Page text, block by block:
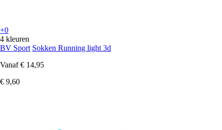
+0
4 kleuren
BV Sport Sokken Running light 3d
Vanaf € 14,95
€ 9,60